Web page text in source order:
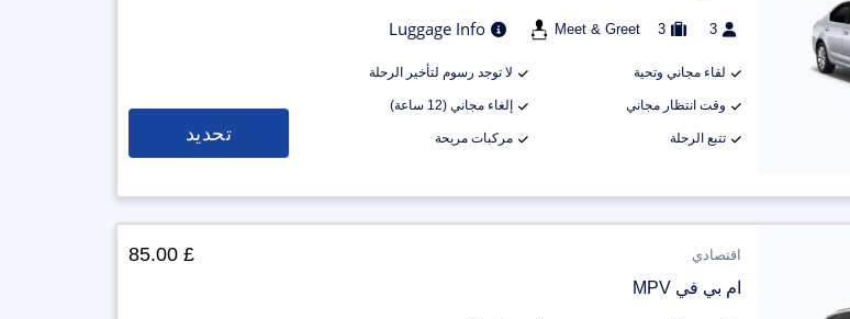
3
3
Meet & Greet
Luggage Info
لقاء مجاني وتحية لا توجد رسوم لتأخير الرحلة
وقت انتظار مجاني إلغاء مجاني (12 ساعة)
تتبع الرحلة مركبات مريحة تحديد
اقتصادي
ام بي في MPV
£ 85.00